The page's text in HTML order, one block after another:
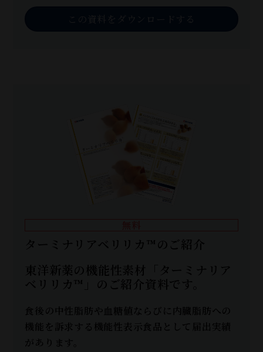
この資料をダウンロードする
ターミナリアベリリカ™のご紹介
東洋新薬の機能性素材「ターミナリア
ベリリカ™」のご紹介資料です。
食後の中性脂肪や血糖値ならびに内臓脂肪への
機能を訴求する機能性表示食品として届出実績
があります。